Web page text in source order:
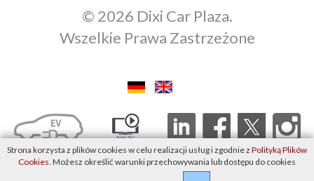
© 2026 Dixi Car Plaza.
Wszelkie Prawa Zastrzeżone
Strona korzysta z plików cookies w celu realizacji usług i zgodnie z Polityką Plików
Cookies. Możesz określić warunki przechowywania lub dostępu do cookies